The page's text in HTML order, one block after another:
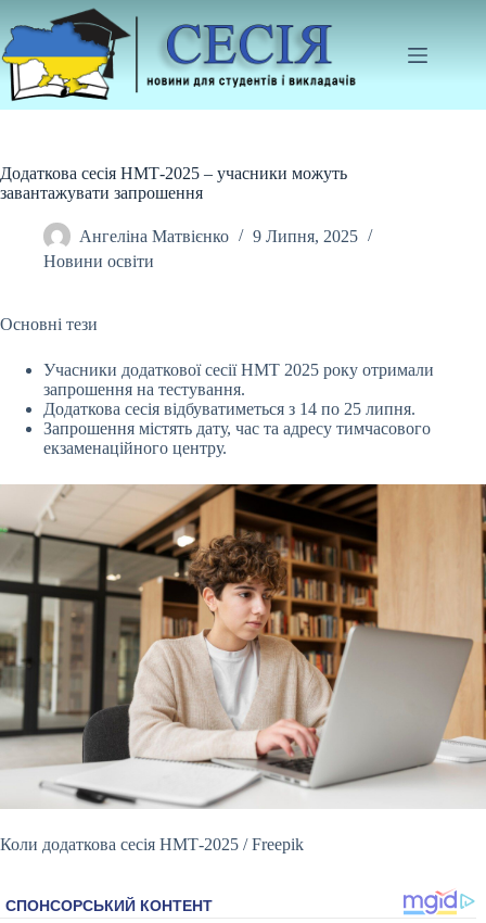
до
вмісту
Додаткова сесія НМТ-2025 – учасники можуть
завантажувати запрошення
Ангеліна Матвієнко
9 Липня, 2025
Новини освіти
Основні тези
Учасники додаткової сесії НМТ 2025 року отримали
запрошення на тестування.
Додаткова сесія відбуватиметься з 14 по 25 липня.
Запрошення містять дату, час та адресу тимчасового
екзаменаційного центру.
Коли додаткова сесія НМТ-2025 / Freepik